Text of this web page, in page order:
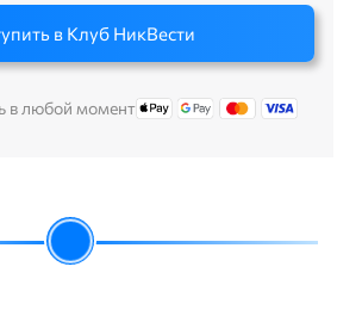
в Клуб НикВести
в любой момент